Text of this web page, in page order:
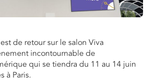
de retour sur le salon Viva
incontournable de
qui se tiendra du 11 au 14 juin
à Paris.